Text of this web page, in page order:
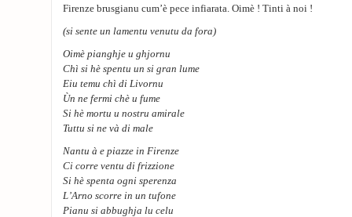
Firenze brusgianu cum’è pece infiarata. Oimè ! Tinti à noi !
(si sente un lamentu venutu da fora)
Oimè pianghje u ghjornu
Chì si hè spentu un si gran lume
Eiu temu chì di Livornu
Ùn ne fermi chè u fume
Si hè mortu u nostru amirale
Tuttu si ne và di male
Nantu à e piazze in Firenze
Ci corre ventu di frizzione
Si hè spenta ogni sperenza
L’Arno scorre in un tufone
Pianu si abbughja lu celu